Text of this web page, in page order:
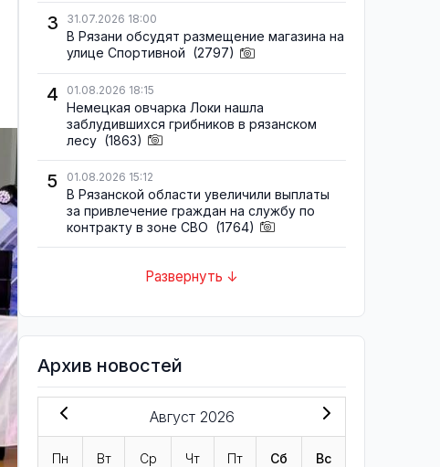
3 31.07.2026 18:00
В Рязани обсудят размещение магазина на
улице Спортивной (2797)
4 01.08.2026 18:15
Немецкая овчарка Локи нашла
заблудившихся грибников в рязанском
лесу (1863)
5 01.08.2026 15:12
В Рязанской области увеличили выплаты
за привлечение граждан на службу по
контракту в зоне СВО (1764)
Развернуть ↓
Архив новостей
Август 2026
Пн Вт Ср Чт Пт Сб Вс